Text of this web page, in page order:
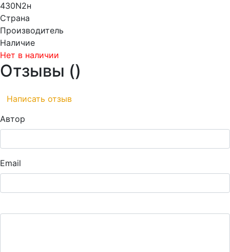
430N2н
Страна
Производитель
Наличие
Нет в наличии
Отзывы ()
Написать отзыв
Автор
Email